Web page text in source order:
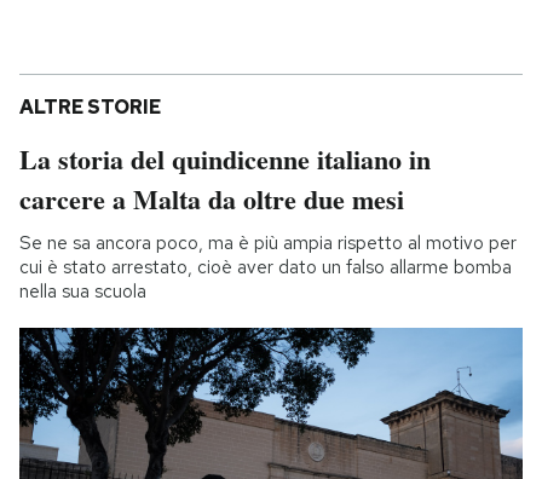
ALTRE STORIE
La storia del quindicenne italiano in
carcere a Malta da oltre due mesi
Se ne sa ancora poco, ma è più ampia rispetto al motivo per
cui è stato arrestato, cioè aver dato un falso allarme bomba
nella sua scuola